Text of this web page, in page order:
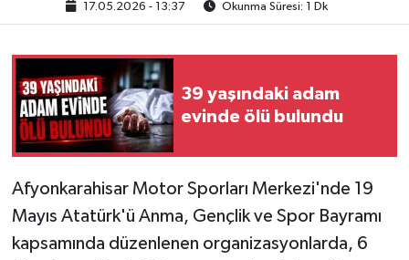
17.05.2026 - 13:37 Okunma Süresi: 1 Dk
39 yaşındaki adam
evinde ölü bulundu
Afyonkarahisar Motor Sporları Merkezi'nde 19
Mayıs Atatürk'ü Anma, Gençlik ve Spor Bayramı
kapsamında düzenlenen organizasyonlarda, 6